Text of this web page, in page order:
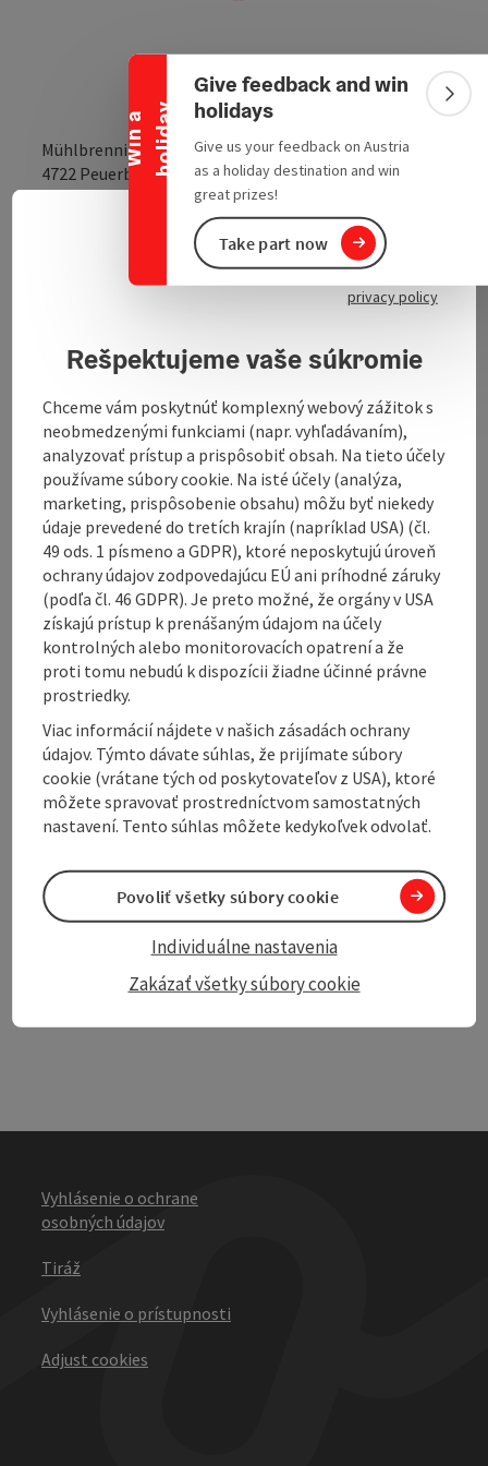
W
i
n
a
h
o
l
i
d
a y
Collapse banner
Give feedback and win
holidays
Give us your feedback on Austria
as a holiday destination and win
great prizes!
Take part now
Mühlbrenning 5
4722 Peuerbach open in
The Naturfreunde Peuerbach Naturefriends House is
located in the village of Mühlbrenning. There is a
children in front of the house.
Contact
Arrival
Suitability
Accessibility
Create PDF Nearby
TOURDATA
Vyhlásenie o ochrane
osobných údajov
Tiráž
Vyhlásenie o prístupnosti
Adjust cookies
privacy policy
Rešpektujeme vaše súkromie
Chceme vám poskytnúť komplexný webový zážitok s
neobmedzenými funkciami (napr. vyhľadávaním),
analyzovať prístup a prispôsobiť obsah. Na tieto účely
používame súbory cookie. Na isté účely (analýza,
marketing, prispôsobenie obsahu) môžu byť niekedy
údaje prevedené do tretích krajín (napríklad USA) (čl.
49 ods. 1 písmeno a GDPR), ktoré neposkytujú úroveň
ochrany údajov zodpovedajúcu EÚ ani príhodné záruky
(podľa čl. 46 GDPR). Je preto možné, že orgány v USA
získajú prístup k prenášaným údajom na účely
kontrolných alebo monitorovacích opatrení a že
proti tomu nebudú k dispozícii žiadne účinné právne
prostriedky.
Viac informácií nájdete v našich zásadách ochrany
údajov. Týmto dávate súhlas, že prijímate súbory
cookie (vrátane tých od poskytovateľov z USA), ktoré
môžete spravovať prostredníctvom samostatných
nastavení. Tento súhlas môžete kedykoľvek odvolať.
Zakázať všetky súbory cookie
Individuálne nastavenia
Povoliť všetky súbory cookie